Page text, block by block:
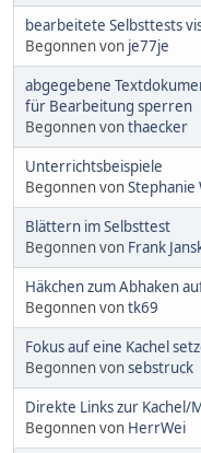
bearbeitete Selbsttests
Begonnen von je77je
abgegebene
für Bearbeitung sperren
Begonnen vonthaecker
Unterrichtsbeispiele
Begonnen vonStephanie
Blättern im Selbsttest
Begonnen von Frank
Häkchen zum Abhaken
Begonnen vontk69
Fokus auf eine Kachel
Begonnen vonsebstruck
Direkte Links zur Kachel/
Begonnen von HerrWei